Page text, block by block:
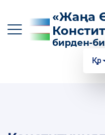
«Жаңа
бирден-
Қр